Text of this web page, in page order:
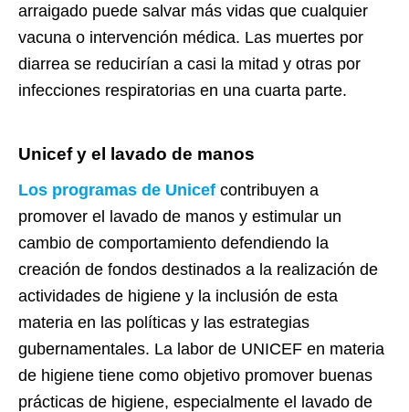
arraigado puede salvar más vidas que cualquier
vacuna o intervención médica. Las muertes por
diarrea se reducirían a casi la mitad y otras por
infecciones respiratorias en una cuarta parte.
Unicef y el lavado de manos
Los programas de Unicef contribuyen a
promover el lavado de manos y estimular un
cambio de comportamiento defendiendo la
creación de fondos destinados a la realización de
actividades de higiene y la inclusión de esta
materia en las políticas y las estrategias
gubernamentales. La labor de UNICEF en materia
de higiene tiene como objetivo promover buenas
prácticas de higiene, especialmente el lavado de